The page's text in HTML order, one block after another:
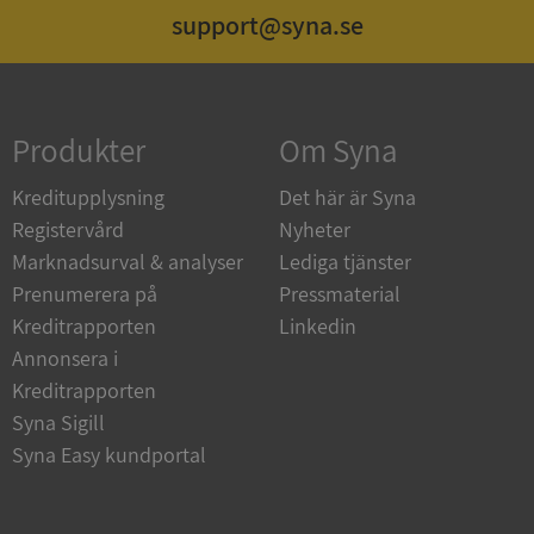
support@syna.se
Produkter
Kreditupplysning
Registervård
Marknadsurval & analyser
Prenumerera på
Kreditrapporten
Annonsera i
Kreditrapporten
Syna Sigill
Syna Easy kundportal
Om Syna
Det här är Syna
Nyheter
Lediga tjänster
Pressmaterial
Linkedin
Strikt nödvändiga kakor tillåter
kärnwebbplatsfunktioner som användarinloggning
och kontohantering. Webbplatsen kan inte
användas ordentligt utan strikt nödvändiga cookies.
Namn
Leverantör
Domän
Microsoft
Corporation